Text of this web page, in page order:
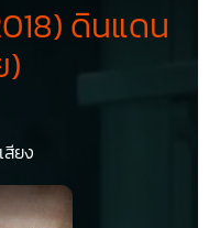
ดินแดน
)
สียง